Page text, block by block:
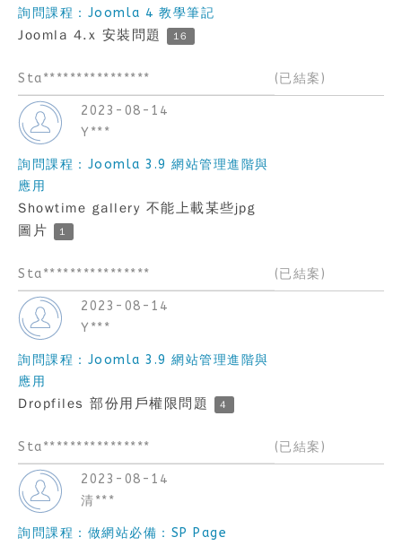
詢問課程：Joomla 4 教學筆記
Joomla 4.x 安裝問題 16
Sta**************** (已結案)
2023-08-14
Y***
詢問課程：Joomla 3.9 網站管理進階與
應用
Showtime gallery 不能上載某些jpg
圖片
1
Sta**************** (已結案)
2023-08-14
Y***
詢問課程：Joomla 3.9 網站管理進階與
應用
Dropfiles 部份用戶權限問題 4
Sta**************** (已結案)
2023-08-14
清***
詢問課程：做網站必備：SP Page